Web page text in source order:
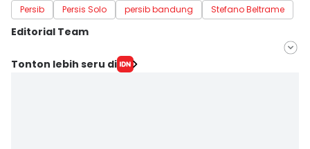
Persib Persis Solo persib bandung Stefano Beltrame
Editorial Team
Editor
Tonton lebih seru di